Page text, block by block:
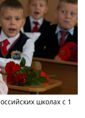
школах с 1